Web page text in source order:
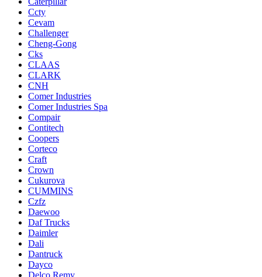
Ccty
Cevam
Challenger
Cheng-Gong
Cks
CLAAS
CLARK
CNH
Comer Industries
Comer Industries Spa
Compair
Contitech
Coopers
Corteco
Craft
Crown
Cukurova
CUMMINS
Czfz
Daewoo
Daf Trucks
Daimler
Dali
Dantruck
Dayco
Delco Remy